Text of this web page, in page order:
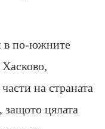
в по-южните
на страната
защото цялата